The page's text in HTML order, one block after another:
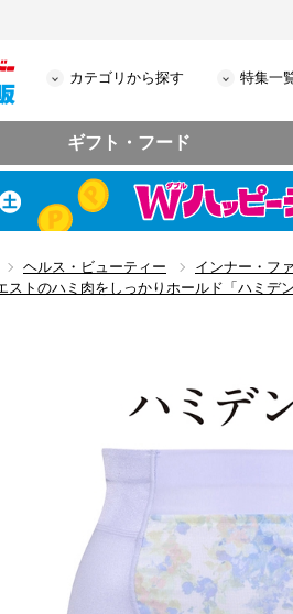
カテゴリから探す 特集一
ギフト・フード
ヘルス・ビューティー インナー・フ
トのハミ肉をしっかりホールド「ハミデ